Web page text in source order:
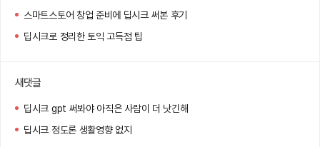
스마트스토어 창업 준비에 딥시크 써본 후기
딥시크로 정리한 토익 고득점 팁
새댓글
딥시크 gpt 써봐야 아직은 사람이 더 낫긴해
딥시크 정도론 생활영향 없지